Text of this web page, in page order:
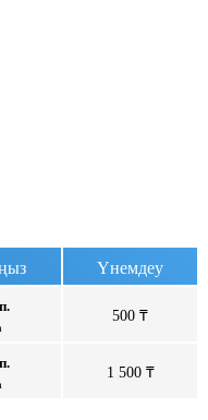
Үнемдеу
500 ₸
1 500 ₸